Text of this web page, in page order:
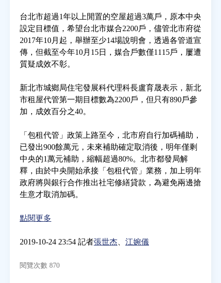
房市分析
研究獎勵
電子報
訂閱電子報
台北市超過1年以上閒置的空屋超過3萬戶，原本中央
設定目標值，希望台北市媒合2200戶，儘管北市府從
2017年10月起，舉辦至少14場說明會，透過各管道宣
傳，但截至今年10月15日，媒合戶數僅1115戶，屢遭
質疑成效不彰。
新北市城鄉局住宅發展科代理科長盧育晟表示，新北
市租屋代管第一期目標數為2200戶，但只有890戶參
加，成效百分之40。
「包租代管」政策上路至今，北市府自行加碼補助，
已發出900餘萬元，未來補助確定取消後，明年僅剩
中央的1萬元補助，縮幅超過80%。北市都發局解
釋，由於中央開始承接「包租代管」業務，加上明年
政府將與銀行合作推出社宅修繕貸款，為避免兩邊搶
生意才取消加碼。
點閱更多
2019-10-24 23:54 記者張世杰 江婉儀
閱覽次數 870